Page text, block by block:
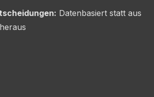
Datenbasiert statt aus